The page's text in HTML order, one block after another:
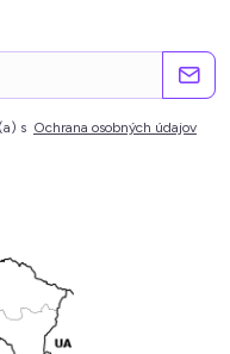
s Ochrana osobných údajov